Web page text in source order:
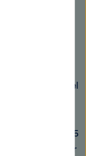
Meereis davor
Hartmut
zum Beispiel
und
dass es
von bis zu 4,5
Und immer